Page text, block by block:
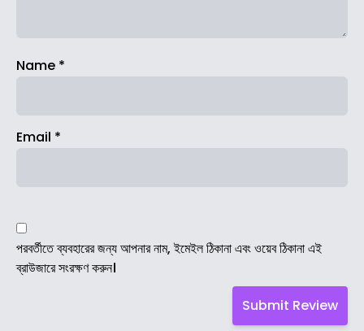
Name *
Email *
পরবর্তীতে ব্যবহারের জন্য আপনার নাম, ইমেইল ঠিকানা এবং ওয়েব ঠিকানা এই
ব্রাউজারে সংরক্ষণ করুন।